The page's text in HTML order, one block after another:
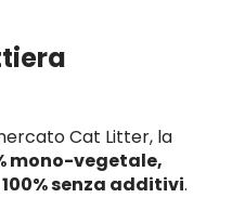
Cat Litter, la
mono-vegetale,
senza additivi.